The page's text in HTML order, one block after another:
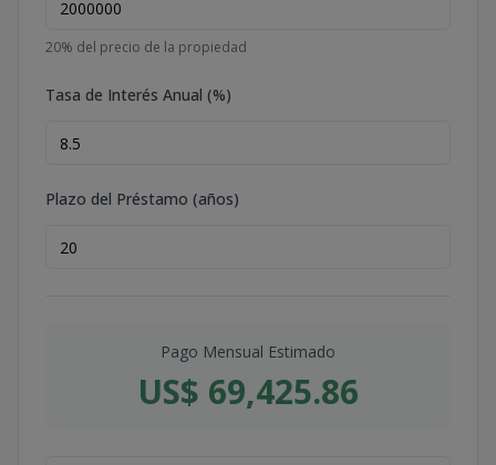
20% del precio de la propiedad
Tasa de Interés Anual (%)
Plazo del Préstamo (años)
Pago Mensual Estimado
US$ 69,425.86